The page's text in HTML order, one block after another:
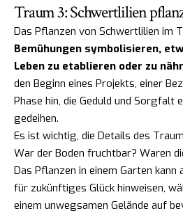
Traum 3: Schwertlilien
Das Pflanzen von Schwertlilien im
Bemühungen symbolisieren,
Leben zu etablieren oder zu
den Beginn eines Projekts, einer
Phase hin, die Geduld und Sorgfalt
gedeihen.
Es ist wichtig, die Details des
War der Boden fruchtbar? Waren
Das Pflanzen in einem Garten kann
für zukünftiges Glück hinweisen,
einem unwegsamen Gelände auf